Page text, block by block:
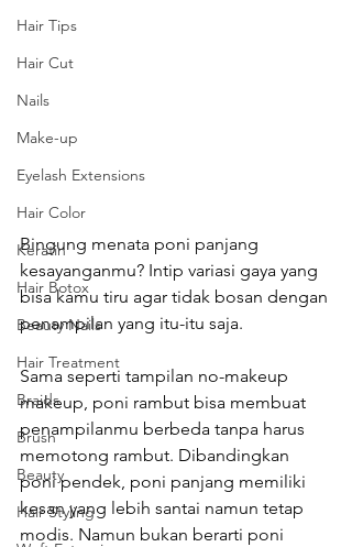
Hair Tips
Hair Cut
Nails
Make-up
Eyelash Extensions
Hair Color
Keratin
Hair Botox
Beauty Nails
Hair Treatment
Braids
Brush
Beauty
Hair Styling
Bingung menata poni panjang
kesayanganmu? Intip variasi gaya yang
bisa kamu tiru agar tidak bosan dengan
penampilan yang itu-itu saja.
Sama seperti tampilan no-makeup
makeup, poni rambut bisa membuat
penampilanmu berbeda tanpa harus
memotong rambut. Dibandingkan
poni pendek, poni panjang memiliki
kesan yang lebih santai namun tetap
modis. Namun bukan berarti poni